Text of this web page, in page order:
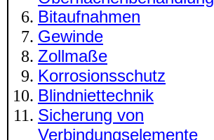
Bitaufnahmen
Gewinde
Zollmaße
Korrosionsschutz
Blindniettechnik
Sicherung von
Verbindungselemente